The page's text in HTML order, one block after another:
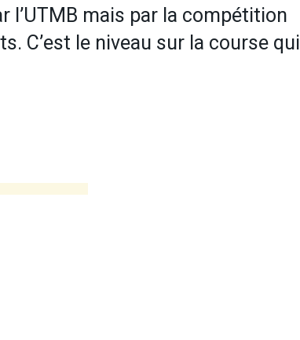
l’UTMB mais par la compétition
C’est le niveau sur la course qui